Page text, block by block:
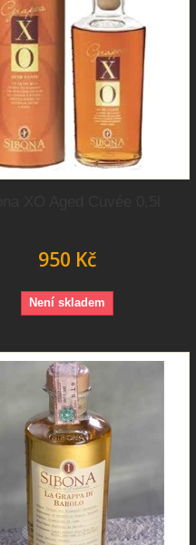
950 Kč
Není skladem